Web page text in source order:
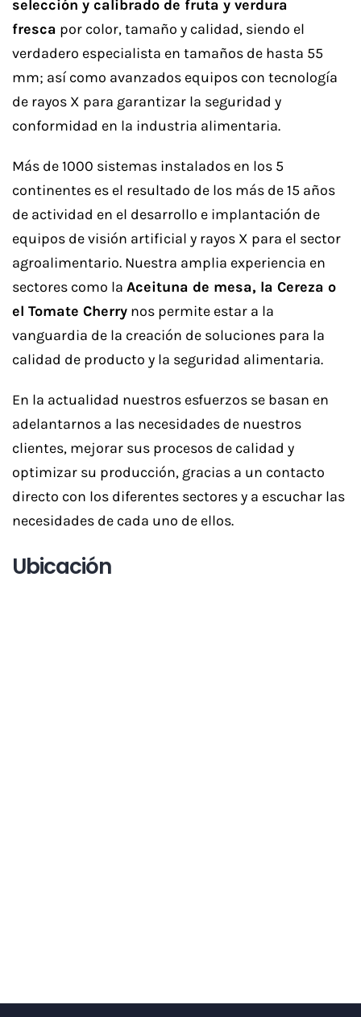
selección y calibrado de fruta y verdura
fresca por color, tamaño y calidad, siendo el
verdadero especialista en tamaños de hasta 55
mm; así como avanzados equipos con tecnología
de rayos X para garantizar la seguridad y
conformidad en la industria alimentaria.
Más de 1000 sistemas instalados en los 5
continentes es el resultado de los más de 15 años
de actividad en el desarrollo e implantación de
equipos de visión artificial y rayos X para el sector
agroalimentario. Nuestra amplia experiencia en
sectores como la Aceituna de mesa, la Cereza o
el Tomate Cherry nos permite estar a la
vanguardia de la creación de soluciones para la
calidad de producto y la seguridad alimentaria.
En la actualidad nuestros esfuerzos se basan en
adelantarnos a las necesidades de nuestros
clientes, mejorar sus procesos de calidad y
optimizar su producción, gracias a un contacto
directo con los diferentes sectores y a escuchar las
necesidades de cada uno de ellos.
Ubicación